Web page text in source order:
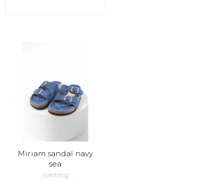
Miriam sandal navy
sea
Vanting